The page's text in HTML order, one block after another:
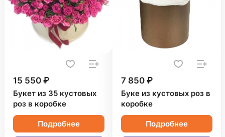
15 550 ₽
Букет из 35 кустовых
роз в коробке
Подробнее
7 850 ₽
Буке из кустовых роз в
коробке
Подробнее